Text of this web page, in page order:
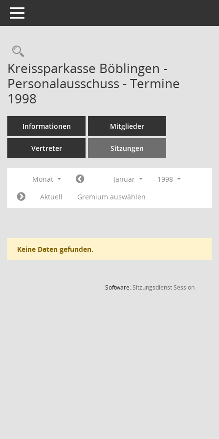
Toggle navigation
Rechercheauswahl
Kreissparkasse Böblingen -
Personalausschuss - Termine
1998
Informationen Mitglieder
Vertreter Sitzungen
Monat Januar
1998
Aktuell
Gremium auswählen
Keine Daten gefunden.
Software:SitzungsdienstSession(Wird in